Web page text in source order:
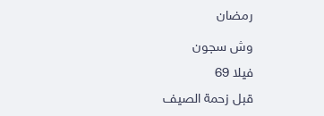
رمضان
وش سجون
فيلا 69
قبل زحمة الصيف